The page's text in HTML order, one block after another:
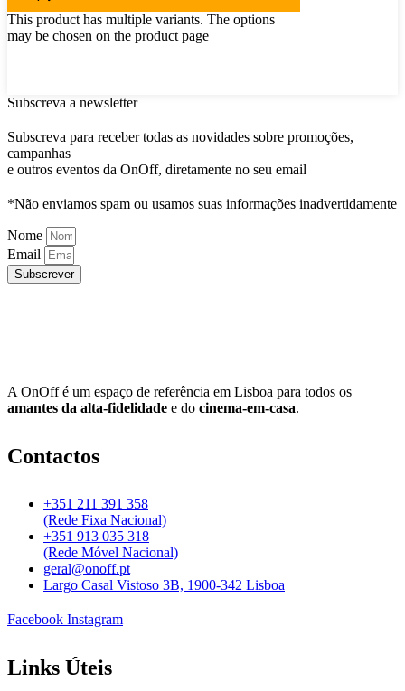
This product has multiple variants. The options
may be chosen on the product page
Subscreva a newsletter
Subscreva para receber todas as novidades sobre promoções,
campanhas
e outros eventos da OnOff, diretamente no seu email
*Não enviamos spam ou usamos suas informações inadvertidamente
Nome
Email
Subscrever
A OnOff é um espaço de referência em Lisboa para todos os
amantes da alta-fidelidade e do cinema-em-casa.
Contactos
+351 211 391 358
(Rede Fixa Nacional)
+351 913 035 318
(Rede Móvel Nacional)
geral@onoff.pt
Largo Casal Vistoso 3B, 1900-342 Lisboa
Facebook Instagram
Links Úteis